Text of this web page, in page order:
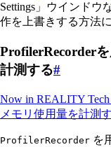
Settings」ウインドウ
作を上書きする方法
ProfilerRecorder
計測する#
Now in REALITY
メモリ使用量を計測
ProfilerRecorder を